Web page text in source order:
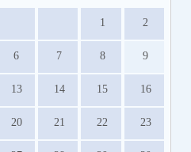
1 2
6 7 8 9
13 14 15 16
20 21 22 23